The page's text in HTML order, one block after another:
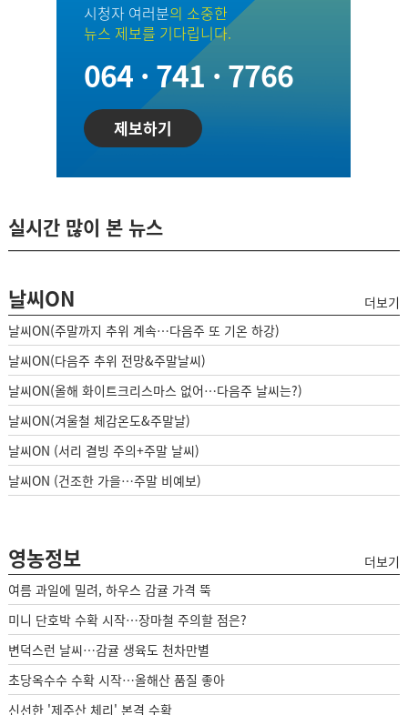
시청자 여러분의 소중한
뉴스 제보를 기다립니다.
064 · 741 · 7766
제보하기
실시간 많이 본 뉴스
날씨ON
더보기
날씨ON(주말까지 추위 계속…다음주 또 기온 하강)
날씨ON(다음주 추위 전망&주말날씨)
날씨ON(올해 화이트크리스마스 없어…다음주 날씨는?)
날씨ON(겨울철 체감온도&주말날)
날씨ON (서리 결빙 주의+주말 날씨)
날씨ON (건조한 가을…주말 비예보)
영농정보
더보기
여름 과일에 밀려, 하우스 감귤 가격 뚝
미니 단호박 수확 시작…장마철 주의할 점은?
변덕스런 날씨…감귤 생육도 천차만별
초당옥수수 수확 시작…올해산 품질 좋아
신선한 '제주산 체리' 본격 수확